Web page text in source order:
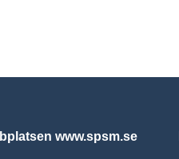
www.spsm.se